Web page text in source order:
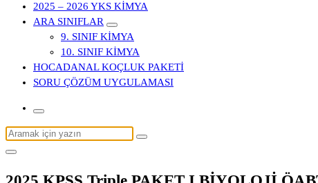
2025 – 2026 YKS KİMYA
ARA SINIFLAR
9. SINIF KİMYA
10. SINIF KİMYA
HOCADANAL KOÇLUK PAKETİ
SORU ÇÖZÜM UYGULAMASI
Arama: